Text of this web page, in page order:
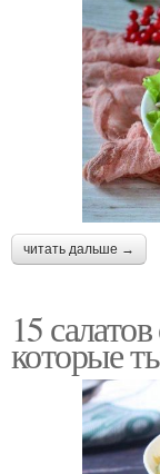
читать дальше →
15
которые